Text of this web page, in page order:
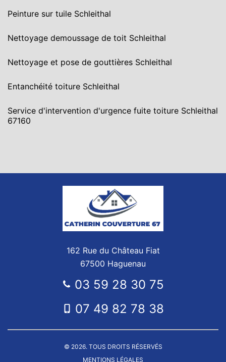
Peinture sur tuile Schleithal
Nettoyage demoussage de toit Schleithal
Nettoyage et pose de gouttières Schleithal
Entanchéité toiture Schleithal
Service d'intervention d'urgence fuite toiture Schleithal
67160
162 Rue du Château Fiat
67500 Haguenau
03 59 28 30 75
07 49 82 78 38
© 2026. TOUS DROITS RÉSERVÉS
MENTIONS LÉGALES